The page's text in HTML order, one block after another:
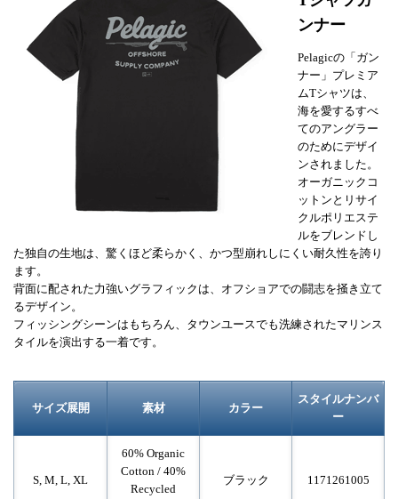
ンナー
Pelagicの「ガン
ナー」プレミア
ムTシャツは、
海を愛するすべ
てのアングラー
のためにデザイ
ンされました。
オーガニックコ
ットンとリサイ
クルポリエステ
ルをブレンドし
た独自の生地は、驚くほど柔らかく、かつ型崩れしにくい耐久性を誇り
ます。
背面に配された力強いグラフィックは、オフショアでの闘志を掻き立て
るデザイン。
フィッシングシーンはもちろん、タウンユースでも洗練されたマリンス
タイルを演出する一着です。
サイズ展開 素材 カラー
スタイルナンバ
ー
S, M, L, XL
60% Organic
Cotton / 40%
Recycled
ブラック 1171261005